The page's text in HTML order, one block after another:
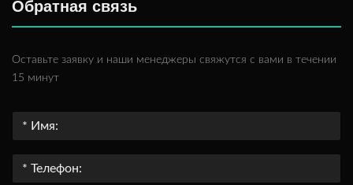
Обратная связь
Оставьте заявку и наши менеджеры свяжутся с вами в течении
15 минут